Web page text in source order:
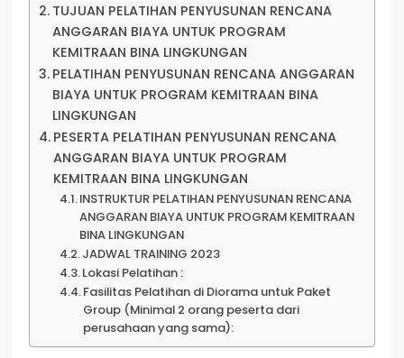
TUJUAN PELATIHAN PENYUSUNAN RENCANA
ANGGARAN BIAYA UNTUK PROGRAM
KEMITRAAN BINA LINGKUNGAN
PELATIHAN PENYUSUNAN RENCANA ANGGARAN
BIAYA UNTUK PROGRAM KEMITRAAN BINA
LINGKUNGAN
PESERTA PELATIHAN PENYUSUNAN RENCANA
ANGGARAN BIAYA UNTUK PROGRAM
KEMITRAAN BINA LINGKUNGAN
INSTRUKTUR PELATIHAN PENYUSUNAN RENCANA
ANGGARAN BIAYA UNTUK PROGRAM KEMITRAAN
BINA LINGKUNGAN
JADWAL TRAINING 2023
Lokasi Pelatihan :
Fasilitas Pelatihan di Diorama untuk Paket
Group (Minimal 2 orang peserta dari
perusahaan yang sama):